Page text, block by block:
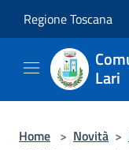
Regione Toscana
Lari
Home > Novità >